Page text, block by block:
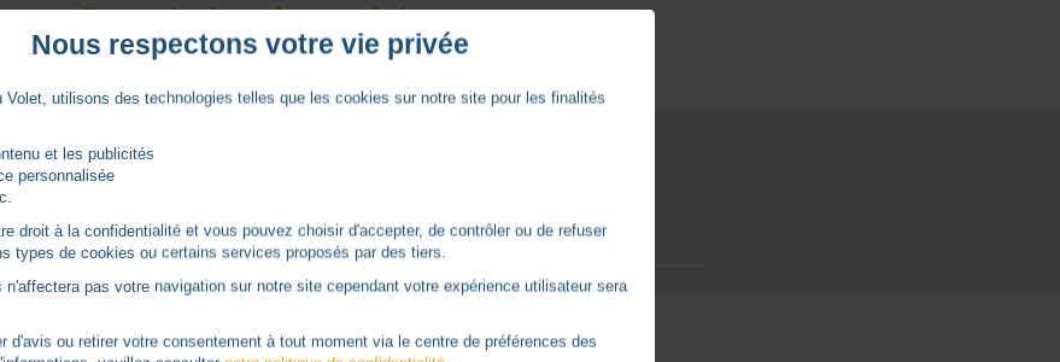
Description du produit
Caractéristiques
Ø 50
Nous respectons votre vie privée
Volet, utilisons des technologies telles que les cookies sur notre site pour les finalités
et les publicités
personnalisée
droit à la confidentialité et vous pouvez choisir d'accepter, de contrôler ou de refuser
types de cookies ou certains services proposés par des tiers.
n'affectera pas votre navigation sur notre site cependant votre expérience utilisateur sera
d'avis ou retirer votre consentement à tout moment via le centre de préférences des